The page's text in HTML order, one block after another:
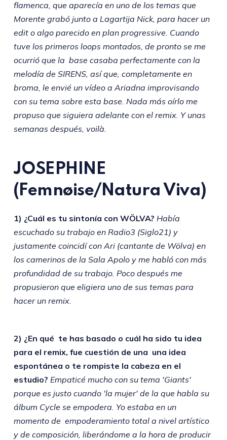
flamenca, que aparecía en uno de los temas que
Morente grabó junto a Lagartija Nick, para hacer un
edit o algo parecido en plan progressive. Cuando
tuve los primeros loops montados, de pronto se me
ocurrió que la base casaba perfectamente con la
melodía de SIRENS, así que, completamente en
broma, le envié un vídeo a Ariadna improvisando
con su tema sobre esta base. Nada más oírlo me
propuso que siguiera adelante con el remix. Y unas
semanas después, voilà.
JOSEPHINE
(Femnøise/Natura Viva)
1) ¿Cuál es tu sintonía con WÖLVA? Había
escuchado su trabajo en Radio3 (Siglo21) y
justamente coincidí con Ari (cantante de Wölva) en
los camerinos de la Sala Apolo y me habló con más
profundidad de su trabajo. Poco después me
propusieron que eligiera uno de sus temas para
hacer un remix.
2) ¿En qué te has basado o cuál ha sido tu idea
para el remix, fue cuestión de una una idea
espontánea o te rompiste la cabeza en el
estudio? Empaticé mucho con su tema 'Giants'
porque es justo cuando 'la mujer' de la que habla su
álbum Cycle se empodera. Yo estaba en un
momento de empoderamiento total a nivel artístico
y de composición, liberándome a la hora de producir